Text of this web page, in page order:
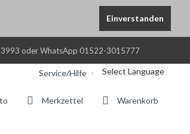
Einverstanden
oder WhatsApp 01522-3015777
Service/Hilfe Select Language
Warenkorb
Merkzettel